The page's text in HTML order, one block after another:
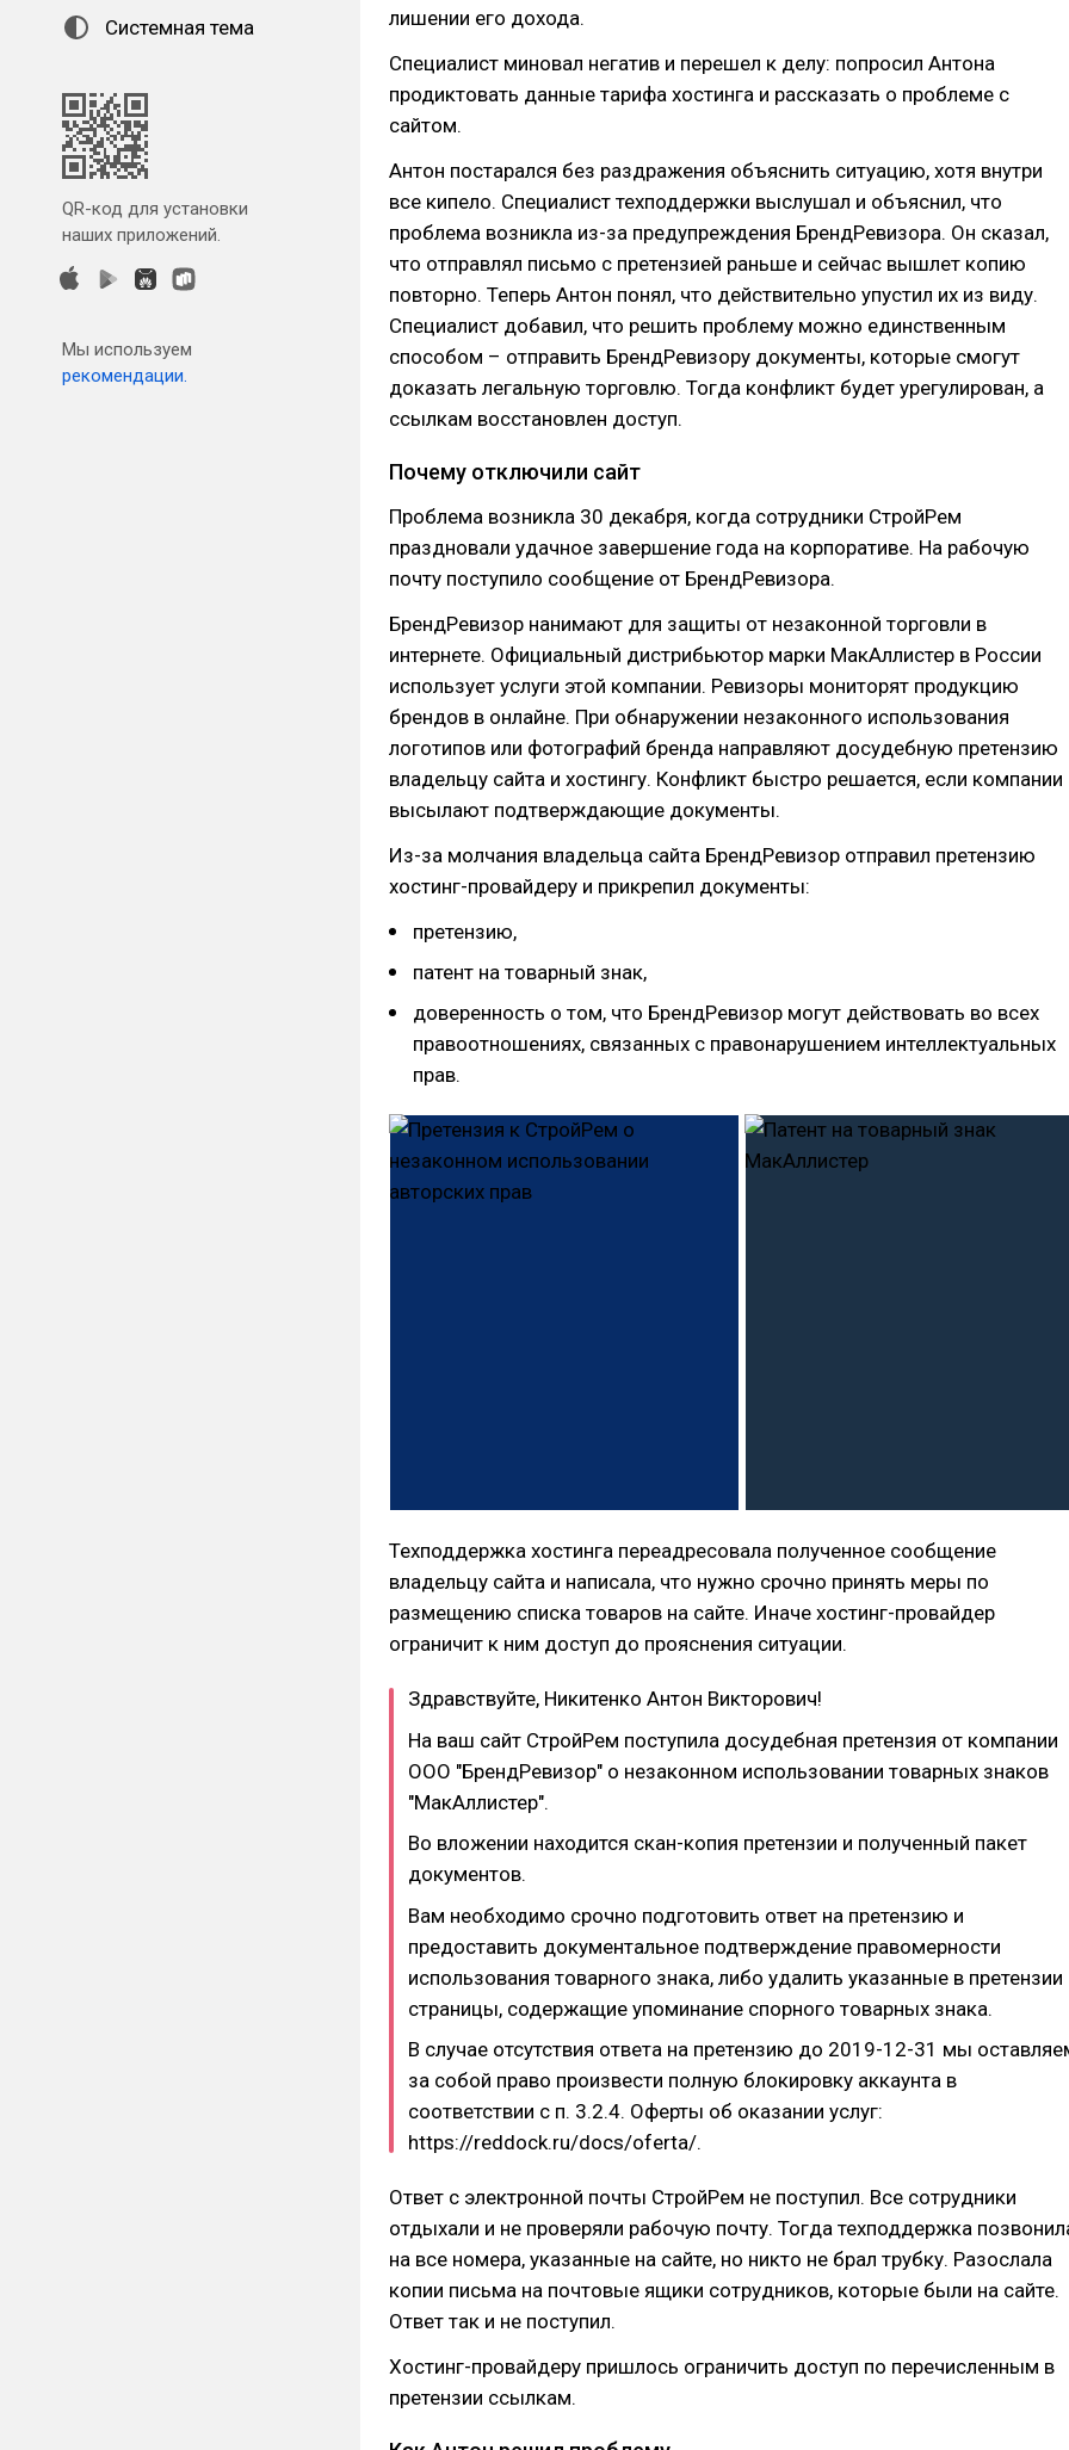
Системная тема
QR-код для установки
наших приложений.
Мы используем
рекомендации.
лишении его дохода.
Специалист миновал негатив и перешел к делу: попросил Антона
продиктовать данные тарифа хостинга и рассказать о проблеме с
сайтом.
Антон постарался без раздражения объяснить ситуацию, хотя внутри
все кипело. Специалист техподдержки выслушал и объяснил, что
проблема возникла из-за предупреждения БрендРевизора. Он сказал,
что отправлял письмо с претензией раньше и сейчас вышлет копию
повторно. Теперь Антон понял, что действительно упустил их из виду.
Специалист добавил, что решить проблему можно единственным
способом – отправить БрендРевизору документы, которые смогут
доказать легальную торговлю. Тогда конфликт будет урегулирован, а
ссылкам восстановлен доступ.
Почему отключили сайт
Проблема возникла 30 декабря, когда сотрудники СтройРем
праздновали удачное завершение года на корпоративе. На рабочую
почту поступило сообщение от БрендРевизора.
БрендРевизор нанимают для защиты от незаконной торговли в
интернете. Официальный дистрибьютор марки МакАллистер в России
использует услуги этой компании. Ревизоры мониторят продукцию
брендов в онлайне. При обнаружении незаконного использования
логотипов или фотографий бренда направляют досудебную претензию
владельцу сайта и хостингу. Конфликт быстро решается, если компании
высылают подтверждающие документы.
Из-за молчания владельца сайта БрендРевизор отправил претензию
хостинг-провайдеру и прикрепил документы:
претензию,
патент на товарный знак,
доверенность о том, что БрендРевизор могут действовать во всех
правоотношениях, связанных с правонарушением интеллектуальных
прав.
Техподдержка хостинга переадресовала полученное сообщение
владельцу сайта и написала, что нужно срочно принять меры по
размещению списка товаров на сайте. Иначе хостинг-провайдер
ограничит к ним доступ до прояснения ситуации.
Здравствуйте, Никитенко Антон Викторович!
На ваш сайт СтройРем поступила досудебная претензия от компании
ООО "БрендРевизор" о незаконном использовании товарных знаков
"МакАллистер".
Во вложении находится скан-копия претензии и полученный пакет
документов.
Вам необходимо срочно подготовить ответ на претензию и
предоставить документальное подтверждение правомерности
использования товарного знака, либо удалить указанные в претензии
страницы, содержащие упоминание спорного товарных знака.
В случае отсутствия ответа на претензию до 2019-12-31 мы
за собой право произвести полную блокировку аккаунта в
соответствии с п. 3.2.4. Оферты об оказании услуг:
https://reddock.ru/docs/oferta/.
Ответ с электронной почты СтройРем не поступил. Все сотрудники
отдыхали и не проверяли рабочую почту. Тогда техподдержка
на все номера, указанные на сайте, но никто не брал трубку. Разослала
копии письма на почтовые ящики сотрудников, которые были на сайте.
Ответ так и не поступил.
Хостинг-провайдеру пришлось ограничить доступ по перечисленным в
претензии ссылкам.